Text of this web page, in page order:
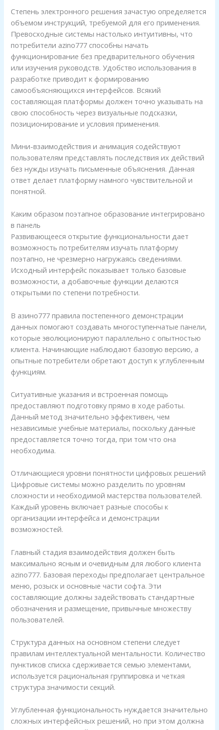
Степень электронного решения зачастую определяется
объемом инструкций, требуемой для его применения.
Превосходные системы настолько интуитивны, что
потребители azino777 способны начать
функционирование без предварительного обучения
или изучения руководств. Удобство использования в
разработке приводит к формированию
самообъясняющихся интерфейсов. Всякий
составляющая платформы должен точно указывать на
свою способность через визуальные подсказки,
позиционирование и условия применения.
Мини-взаимодействия и анимация содействуют
пользователям представлять последствия их действий
без нужды изучать письменные объяснения. Данная
ответ делает платформу намного чувствительной и
понятной.
Каким образом поэтапное образование интегрировано
в панель
Развивающееся открытие функциональности дает
возможность потребителям изучать платформу
поэтапно, не чрезмерно нагружаясь сведениями.
Исходный интерфейс показывает только базовые
возможности, а добавочные функции делаются
открытыми по степени потребности.
В азино777 правила постепенного демонстрации
данных помогают создавать многоступенчатые панели,
которые эволюционируют параллельно с опытностью
клиента. Начинающие наблюдают базовую версию, а
опытные потребители обретают доступ к углубленным
функциям.
Ситуативные указания и встроенная помощь
предоставляют подготовку прямо в ходе работы.
Данный метод значительно эффективен, чем
независимые учебные материалы, поскольку данные
предоставляется точно тогда, при том что она
необходима.
Отличающиеся уровни понятности цифровых решений
Цифровые системы можно разделить по уровням
сложности и необходимой мастерства пользователей.
Каждый уровень включает разные способы к
организации интерфейса и демонстрации
возможностей.
Главный стадия взаимодействия должен быть
максимально ясным и очевидным для любого клиента
azino777. Базовая переходы предполагает центральное
меню, розыск и основные части софта. Эти
составляющие должны задействовать стандартные
обозначения и размещение, привычные множеству
пользователей.
Структура данных на основном степени следует
правилам интеллектуальной ментальности. Количество
пунктиков списка сдерживается семью элементами,
используется рациональная группировка и четкая
структура значимости секций.
Углубленная функциональность нуждается значительно
сложных интерфейсных решений, но при этом должна